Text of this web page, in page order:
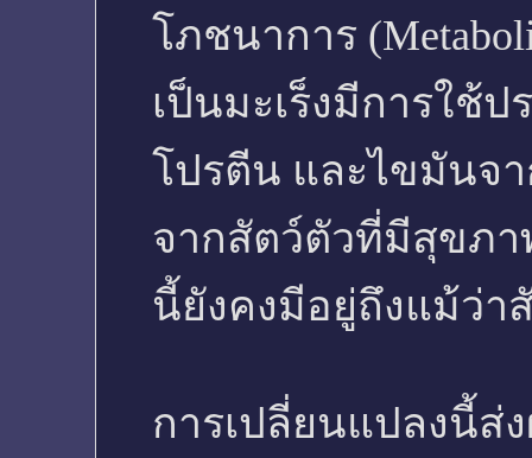
โภชนาการ
เป็นมะเร็งมีการใช้
โปรตีน และไขมันจ
จากสัตว์ตัวที่มีสุขภ
นี้ยังคงมีอยู่ถึงแม้ว่า
การเปลี่ยนแปลงนี้ส่